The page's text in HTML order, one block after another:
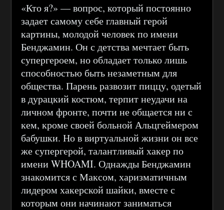
«Кто я?» — вопрос, который постоянно
задает самому себе главный герой
картины, молодой человек по имени
Бенджамин. Он с детства мечтает быть
супергероем, но обладает только лишь
способностью быть незаметным для
общества. Парень развозит пиццу, одетый
в дурацкий костюм, терпит неудачи на
личном фронте, почти не общается ни с
кем, кроме своей больной Альцгеймером
бабушки. Но в виртуальной жизни он все
же супергерой, талантливый хакер по
имени WHOAMI. Однажды Бенджамин
знакомится с Максом, харизматичным
лидером хакерской шайки, вместе с
которым они начинают заниматься